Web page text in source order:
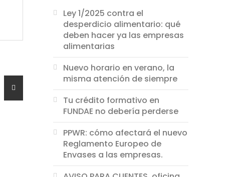
Ley 1/2025 contra el
desperdicio alimentario: qué
deben hacer ya las empresas
alimentarias
Nuevo horario en verano, la
misma atención de siempre
Tu crédito formativo en
FUNDAE no debería perderse
PPWR: cómo afectará el nuevo
Reglamento Europeo de
Envases a las empresas.